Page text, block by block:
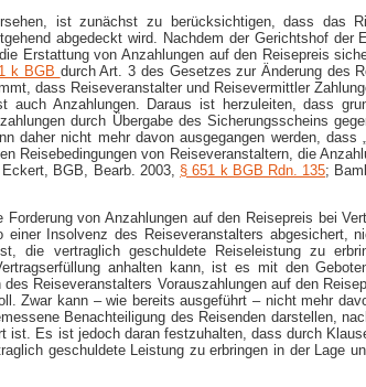
ist zunächst zu berücksichtigen, dass das
abgedeckt wird. Nachdem der Gerichtshof der
Erstattung von Anzahlungen auf den Reisepreis
k BGB durch Art. 3 des Gesetzes zur Änderung des
dass Reiseveranstalter und Reisevermittler
Anzahlungen. Daraus ist herzuleiten, dass
durch Übergabe des Sicherungsscheins
nicht mehr davon ausgegangen werden, dass
von Reiseveranstaltern, die
BGB, Bearb. 2003, § 651 k BGB Rdn. 135;
von Anzahlungen auf den Reisepreis bei
Insolvenz des Reiseveranstalters abgesichert,
die vertraglich geschuldete Reiseleistung zu
anhalten kann, ist es mit den
Reiseveranstalters Vorauszahlungen auf den
kann – wie bereits ausgeführt – nicht mehr
Benachteiligung des Reisenden darstellen,
Es ist jedoch daran festzuhalten, dass durch
geschuldete Leistung zu erbringen in der Lage